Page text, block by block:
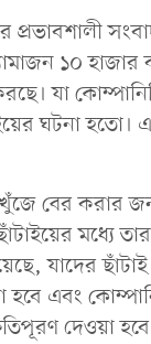
প্রভাবশালী
১০ হাজার
যা
ঘটনা হতো।
বের করার
মধ্যে
যাদের
এবং
দেওয়া